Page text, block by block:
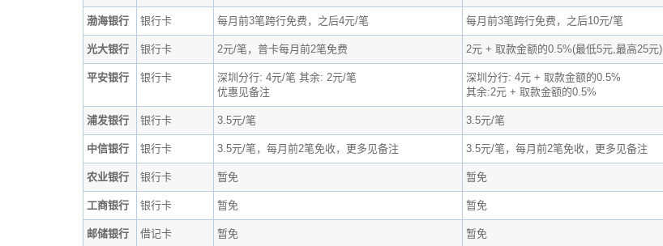
渤海银行 银行卡 每月前3笔跨行免费，之后4元/笔 每月前3笔跨行免费，之后10元/笔
光大银行 银行卡 2元/笔，普卡每月前2笔免费 2元 + 取款金额的0.5%(最低5元,最高25元)
平安银行 银行卡
深圳分行: 4元/笔 其余: 2元/笔
优惠见备注
深圳分行: 4元 + 取款金额的0.5%
其余:2元 + 取款金额的0.5%
浦发银行 银行卡 3.5元/笔 3.5元/笔
中信银行 银行卡 3.5元/笔，每月前2笔免收，更多见备注 3.5元/笔，每月前2笔免收，更多见备注
农业银行 银行卡 暂免 暂免
工商银行 银行卡 暂免 暂免
邮储银行 借记卡 暂免 暂免